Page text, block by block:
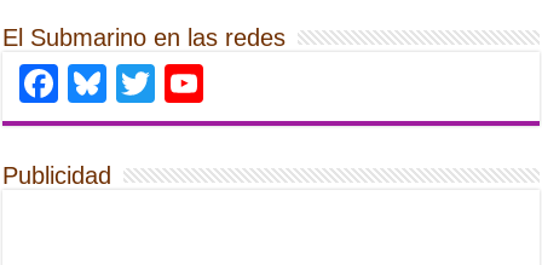
El Submarino en las redes
Facebook
Bluesky
Twitter
Publicidad